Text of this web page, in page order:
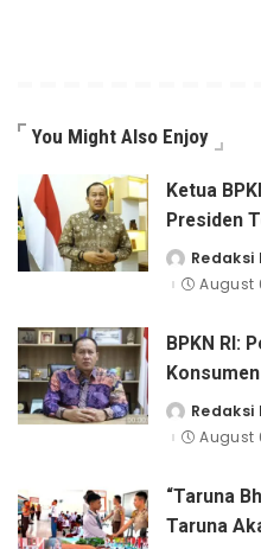
You Might Also Enjoy
Ketua
Presiden
Posted
by
Redaksi
August
BPKN RI:
Pinjaman
Perhatian
Posted
by
Redaksi
August
“Taruna
Taruna